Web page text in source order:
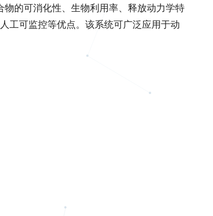
的可消化性、生物利用率、释放动力学特
工可监控等优点。该系统可广泛应用于动